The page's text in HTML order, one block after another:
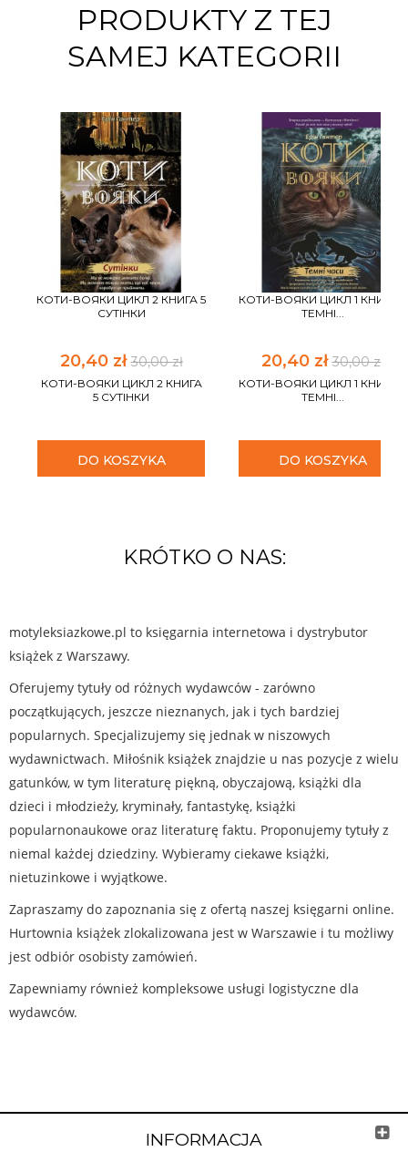
PRODUKTY Z TEJ
SAMEJ KATEGORII
КОТИ-ВОЯКИ ЦИКЛ 2 КНИГА 5
СУТІНКИ
20,40 zł30,00 zł
КОТИ-ВОЯКИ ЦИКЛ 2 КНИГА
5 СУТІНКИ
DO KOSZYKA
КОТИ-ВОЯКИ ЦИКЛ 1 КНИГА 6
ТЕМНІ...
20,40 zł30,00 zł
КОТИ-ВОЯКИ ЦИКЛ 1 КНИГА 6
ТЕМНІ...
DO KOSZYKA
KRÓTKO O NAS:
motyleksiazkowe.pl to księgarnia internetowa i dystrybutor
książek z Warszawy.
Oferujemy tytuły od różnych wydawców - zarówno
początkujących, jeszcze nieznanych, jak i tych bardziej
popularnych. Specjalizujemy się jednak w niszowych
wydawnictwach. Miłośnik książek znajdzie u nas pozycje z wielu
gatunków, w tym literaturę piękną, obyczajową, książki dla
dzieci i młodzieży, kryminały, fantastykę, książki
popularnonaukowe oraz literaturę faktu. Proponujemy tytuły z
niemal każdej dziedziny. Wybieramy ciekawe książki,
nietuzinkowe i wyjątkowe.
Zapraszamy do zapoznania się z ofertą naszej księgarni online.
Hurtownia książek zlokalizowana jest w Warszawie i tu możliwy
jest odbiór osobisty zamówień.
Zapewniamy również kompleksowe usługi logistyczne dla
wydawców.
INFORMACJA